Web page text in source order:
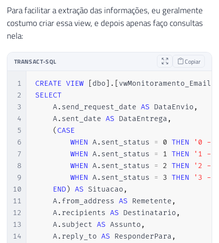
Para facilitar a extração das informações, eu geralmente
costumo criar essa view, e depois apenas faço consultas
nela:
TRANSACT-SQL Copiar
1
2
3
4
5
6
7
8
9
10
11
12
13
14
CREATE VIEW dbo . vwMonitoramento_Email
SELECT
    A
. send_request_date AS DataEnvio ,
    A
. sent_date AS DataEntrega ,
( CASE
WHEN A. sent_status = 0 THEN
'0 -
WHEN A. sent_status = 1 THEN
'1 -
WHEN A. sent_status = 2 THEN
'2 -
WHEN A. sent_status = 3 THEN
'3 -
END) AS Situacao ,
    A
. from_address AS Remetente ,
    A
. recipients AS Destinatario ,
    A
. subject AS Assunto ,
    A
. reply_to AS ResponderPara ,